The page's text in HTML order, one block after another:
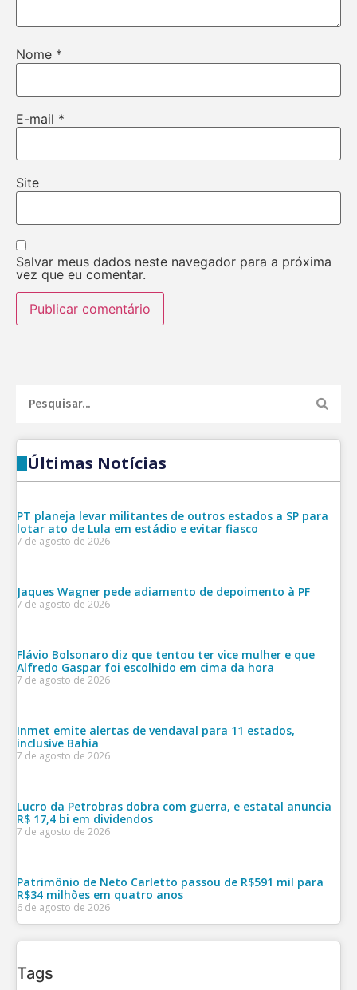
Nome *
E-mail *
Site
Salvar meus dados neste navegador para a próxima
vez que eu comentar.
Últimas Notícias
PT planeja levar militantes de outros estados a SP para
lotar ato de Lula em estádio e evitar fiasco
7 de agosto de 2026
Jaques Wagner pede adiamento de depoimento à PF
7 de agosto de 2026
Flávio Bolsonaro diz que tentou ter vice mulher e que
Alfredo Gaspar foi escolhido em cima da hora
7 de agosto de 2026
Inmet emite alertas de vendaval para 11 estados,
inclusive Bahia
7 de agosto de 2026
Lucro da Petrobras dobra com guerra, e estatal anuncia
R$ 17,4 bi em dividendos
7 de agosto de 2026
Patrimônio de Neto Carletto passou de R$591 mil para
R$34 milhões em quatro anos
6 de agosto de 2026
Tags